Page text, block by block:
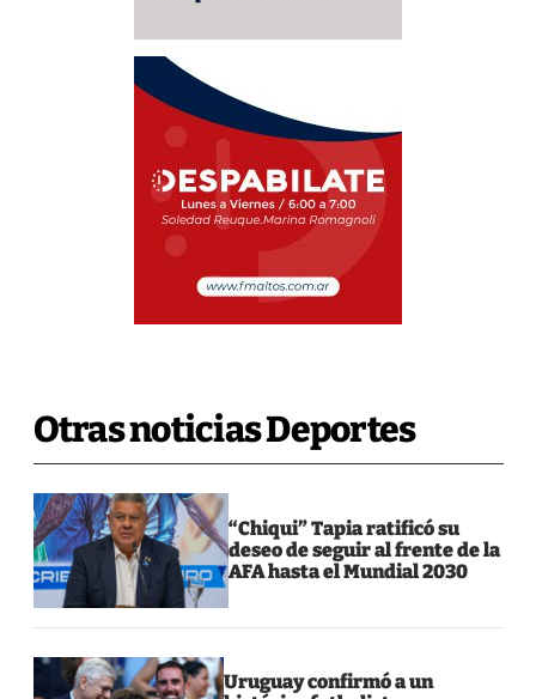
Otras noticias Deportes
“Chiqui” Tapia ratificó su
deseo de seguir al frente de la
AFA hasta el Mundial 2030
Uruguay confirmó a un